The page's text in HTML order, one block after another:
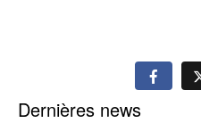
Dernières news